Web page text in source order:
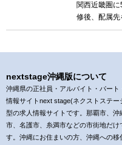
関西近畿圏
修後、配属先
nextstage沖縄版について
沖縄県の正社員・アルバイト・パー
情報サイトnext stage(ネクストステ
型の求人情報サイトです。那覇市、
市、名護市、糸満市などの市街地だ
す。沖縄にお住まいの方、沖縄への